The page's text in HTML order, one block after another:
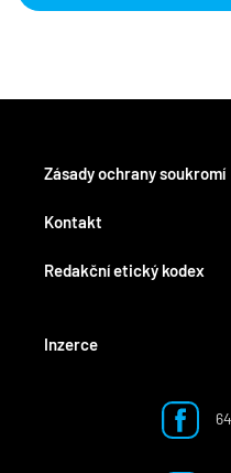
Kontakt
Redakční etický kodex
Inzerce
Zásady ochrany soukromí